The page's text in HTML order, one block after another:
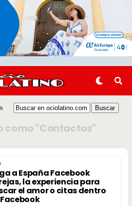
como "Contactos"
a España Facebook
la experiencia para
el amor o citas dentro